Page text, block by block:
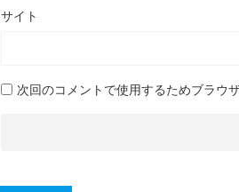
サイト
次回のコメントで使用するためブラウ